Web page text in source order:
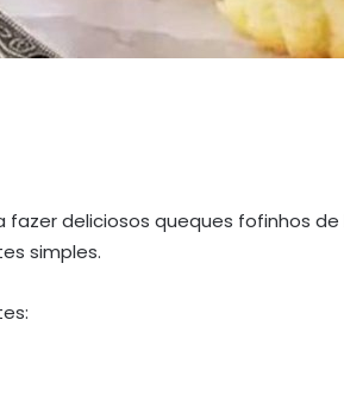
fazer deliciosos queques fofinhos
simples.